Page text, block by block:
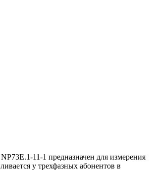
11-1 предназначен для измерения
у трехфазных абонентов в